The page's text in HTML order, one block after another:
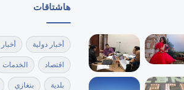
هاشتاقات
أخبار دولية
اقتصاد الخدمات
بلدية بنغازي